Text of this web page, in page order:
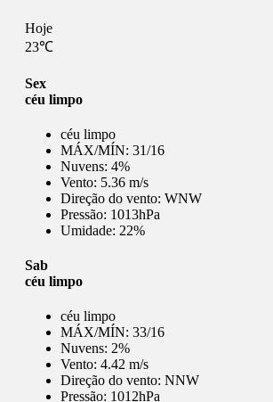
Hoje
23℃
Sex
céu limpo
céu limpo
MÁX/MÍN: 31/16
Nuvens: 4%
Vento: 5.36 m/s
Direção do vento: WNW
Pressão: 1013hPa
Umidade: 22%
Sab
céu limpo
céu limpo
MÁX/MÍN: 33/16
Nuvens: 2%
Vento: 4.42 m/s
Direção do vento: NNW
Pressão: 1012hPa